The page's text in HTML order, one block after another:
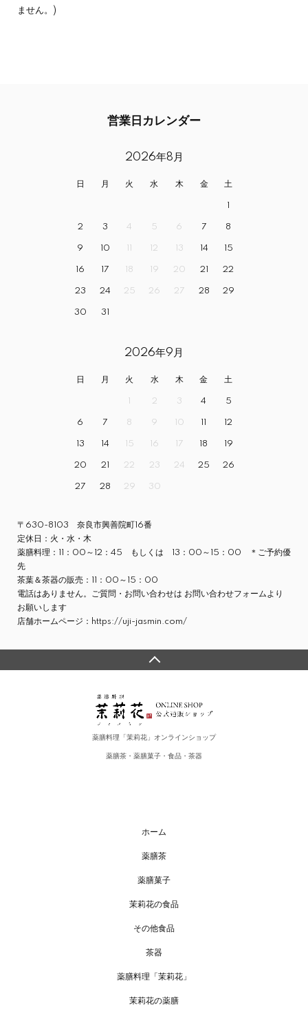
ません。)
営業日カレンダー
2026年8月
日 月 火 水 木 金 土
1
2 3 4 5 6 7 8
9 10 11 12 13 14 15
16 17 18 19 20 21 22
23 24 25 26 27 28 29
30 31
2026年9月
日 月 火 水 木 金 土
1 2 3 4 5
6 7 8 9 10 11 12
13 14 15 16 17 18 19
20 21 22 23 24 25 26
27 28 29 30
〒630-8103 奈良市興善院町16番
定休日：火・水・木
薬膳料理：11：00～12：45 もしくは 13：00～15：00 ＊ご予約優
先
茶葉＆茶器の販売：11：00～15：00
電話はありません。ご質問・お問い合わせは お問い合わせフォームより
お願いします
店舗ホームページ： https://uji-jasmin.com/
薬膳料理「茉莉花」オンラインショップ
薬膳茶・薬膳菓子・食品・茶器
ホーム
薬膳茶
薬膳菓子
茉莉花の食品
その他食品
茶器
薬膳料理「茉莉花」
茉莉花の薬膳